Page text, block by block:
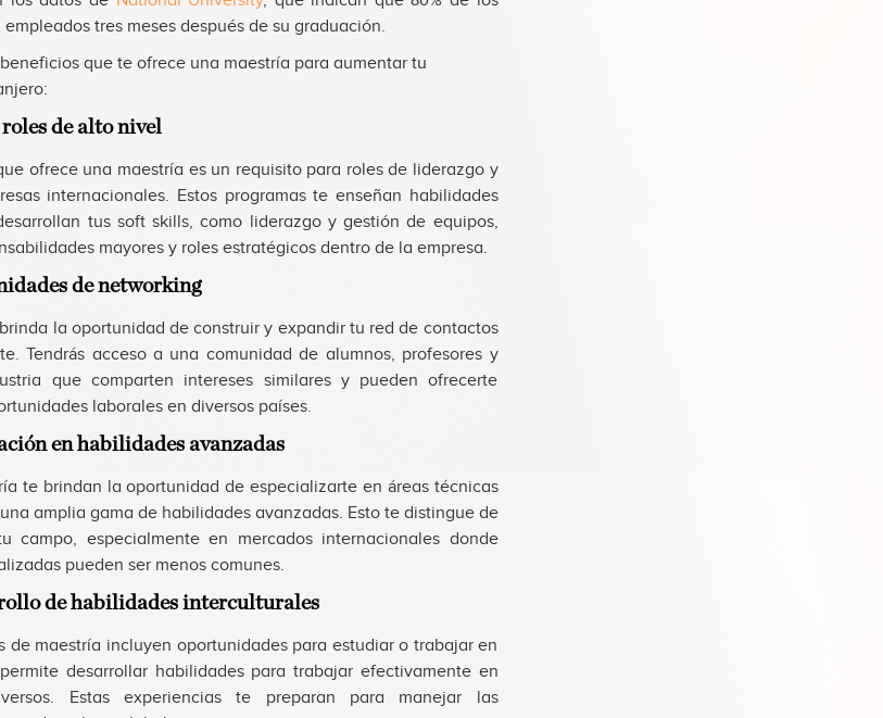
tres meses después de su graduación.
que te ofrece una maestría para aumentar tu
de alto nivel
ofrece una maestría es un requisito para roles de liderazgo y
internacionales. Estos programas te enseñan habilidades
tus soft skills, como liderazgo y gestión de equipos,
mayores y roles estratégicos dentro de la empresa.
de networking
la oportunidad de construir y expandir tu red de contactos
Tendrás acceso a una comunidad de alumnos, profesores y
que comparten intereses similares y pueden ofrecerte
laborales en diversos países.
en habilidades avanzadas
te brindan la oportunidad de especializarte en áreas técnicas
amplia gama de habilidades avanzadas. Esto te distingue de
campo, especialmente en mercados internacionales donde
pueden ser menos comunes.
de habilidades interculturales
de maestría incluyen oportunidades para estudiar o trabajar en
desarrollar habilidades para trabajar efectivamente en
Estas experiencias te preparan para manejar las